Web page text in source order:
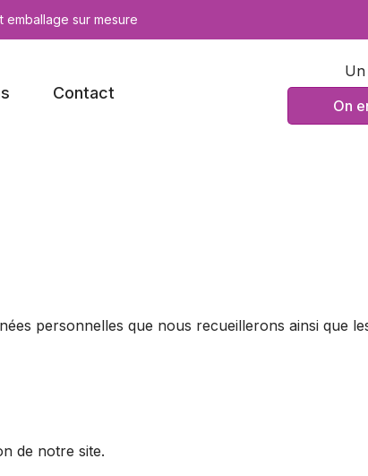
sur mesure
Contact
On
personnelles que nous recueillerons ainsi que
de notre site.